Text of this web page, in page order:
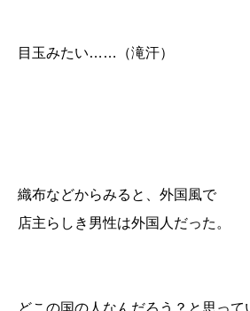
目玉みたい……（滝汗）
織布などからみると、外国風で
店主らしき男性は外国人だった。
どこの国の人なんだろう？と思って